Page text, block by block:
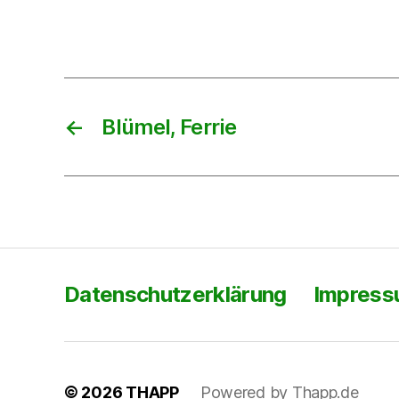
← Blümel, Ferrie
Datenschutzerklärung
© 2026 THAPP Powered by Thapp.de